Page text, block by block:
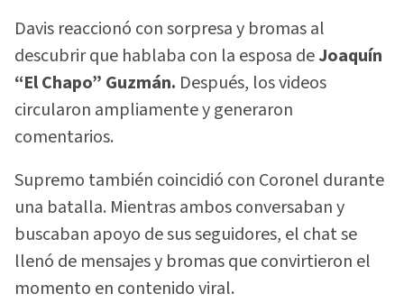
Davis reaccionó con sorpresa y bromas al
descubrir que hablaba con la esposa deJoaquín
“El Chapo” Guzmán. Después, los videos
circularon ampliamente y generaron
comentarios.
Supremo también coincidió con Coronel durante
una batalla. Mientras ambos conversaban y
buscaban apoyo de sus seguidores, el chat se
llenó de mensajes y bromas que convirtieron el
momento en contenido viral.